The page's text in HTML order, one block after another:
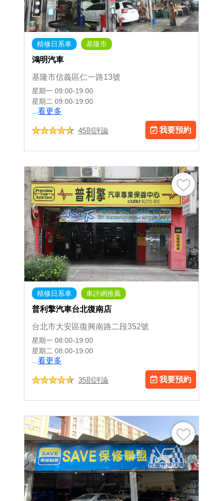
精修日系車 基隆市
鴻明汽車
基隆市信義區仁一路13號
星期一 09:00-19:00
星期二 09:00-19:00
...看更多
45則評論 我要預約
精修日系車 車評網推薦
普利擎汽車台北復南店
台北市大安區復興南路二段352號
星期一 08:00-19:00
星期二 08:00-19:00
...看更多
35則評論 我要預約